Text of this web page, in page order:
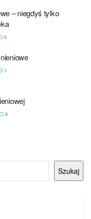
– niegdyś tylko
0
1
8
Szukaj